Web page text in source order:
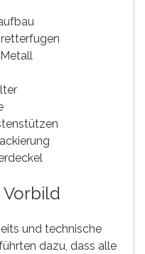
und technische
dazu, dass alle